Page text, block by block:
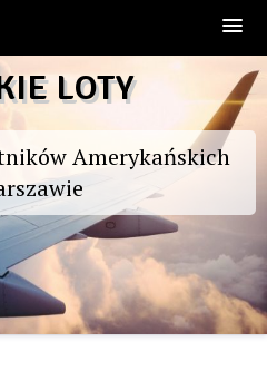
LOTY
Amerykańskich